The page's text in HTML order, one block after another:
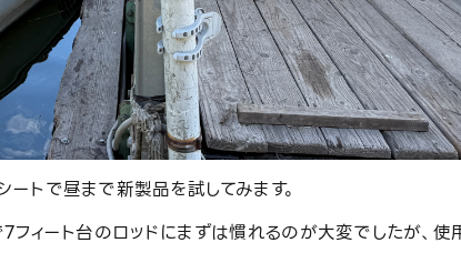
トで昼まで新製品を試してみます。
ィート台のロッドにまずは慣れるのが大変でしたが、使